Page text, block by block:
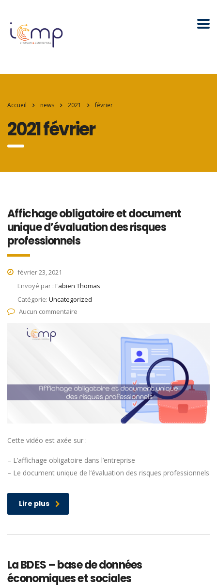
Accueil news 2021 février
2021 février
Affichage obligatoire et document
unique d’évaluation des risques
professionnels
février 23, 2021
Envoyé par : Fabien Thomas
Catégorie: Uncategorized
Aucun commentaire
Cette vidéo est axée sur :
– L’affichage obligatoire dans l’entreprise
– Le document unique de l’évaluation des risques professionnels
Lire plus
La BDES – base de données
économiques et sociales